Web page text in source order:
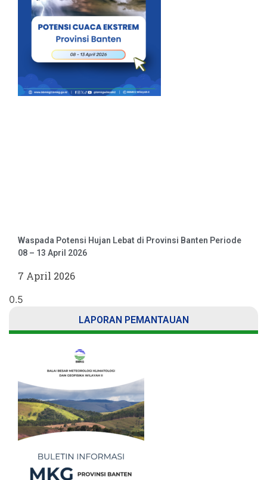
Waspada Potensi Hujan Lebat di Provinsi Banten Periode
08 – 13 April 2026
7 April 2026
LAPORAN PEMANTAUAN